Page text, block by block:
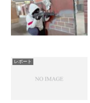
レポート